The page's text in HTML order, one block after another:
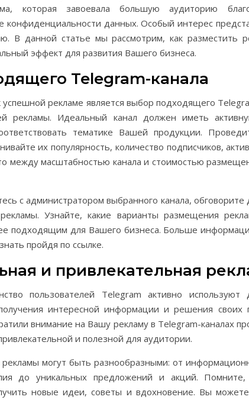
которая завоевала большую аудиторию
конфиденциальности данных. Особый интерес
В данной статье мы рассмотрим, как разместить
эффект для развития Вашего бизнеса.
Telegram-канала
рекламе является выбор подходящего
рекламы. Идеальный канал должен иметь
тематике Вашей продукции.
их популярность, количество подписчиков,
между масштабностью канала и стоимостью
с администратором выбранного канала, обговорите
Узнайте, какие варианты размещения
подходящим для Вашего бизнеса. Больше
пройдя по ссылке.
и привлекательная
пользователей Telegram активно
интересной информации и решения своих
внимание на Вашу рекламу в Telegram-каналах
и полезной для аудитории.
могут быть разнообразными: от
до уникальных предложений и акций. Помните,
новые идеи, советы и вдохновение. Вы